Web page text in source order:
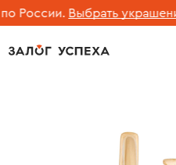
России. Выбрать украшение